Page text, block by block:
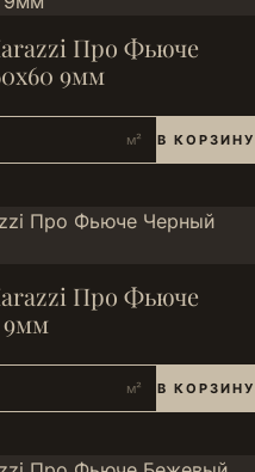
Про Фьюче
9мм
м² В КОРЗИНУ
Про Фьюче
9мм
м² В КОРЗИНУ